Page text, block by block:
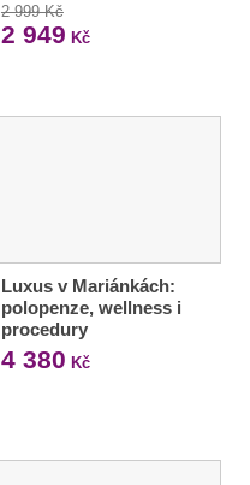
2 999 Kč
2 949 Kč
Luxus v Mariánkách:
polopenze, wellness i
procedury
4 380 Kč